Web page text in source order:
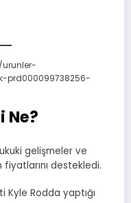
Ne?
gelişmeler ve
destekledi.
Rodda yaptığı